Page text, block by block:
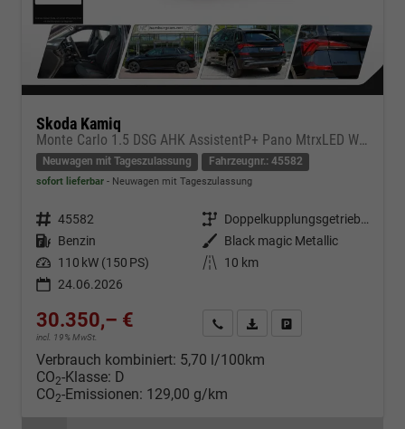
Skoda Kamiq
Monte Carlo 1.5 DSG AHK AssistentP+ Pano MtrxLED Winter-Premium SafetyP
Neuwagen mit Tageszulassung Fahrzeugnr.: 45582
sofort lieferbar Neuwagen mit Tageszulassung
Fahrzeugnr. 45582 Getriebe
Doppelkupplungsgetriebe (DSG)
Kraftstoff Benzin Außenfarbe
Black magic Metallic
Leistung 110 kW (150 PS) Kilometerstand
10 km
24.06.2026
30.350,– €
incl. 19% MwSt.
Kontakt & Angebot anfordern
PDF-Datei, Fahrzeugexposé
Verbrauch kombiniert: 5,70 l/100km
CO2-Klasse: D
CO2-Emissionen: 129,00 g/km